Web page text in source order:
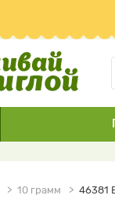
10 грамм 46381